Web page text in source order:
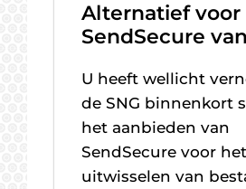
Alternatief voor
SendSecure
U heeft wellicht
de SNG binnenkort
het aanbieden van
SendSecure voor
uitwisselen van